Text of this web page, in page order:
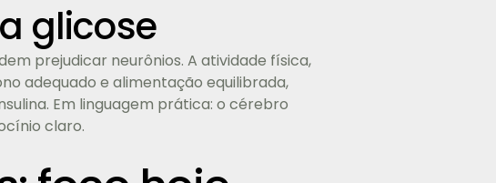
glicose
prejudicar neurônios. A atividade física,
adequado e alimentação equilibrada,
Em linguagem prática: o cérebro
claro.